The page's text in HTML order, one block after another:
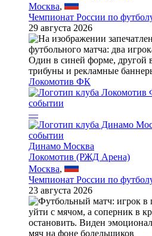
Москва,
Чемпионат России по
29 августа 2026
Локомотив ФК
—
Динамо Москва
Локомотив (РЖД Арена)
Москва,
Чемпионат России по
23 августа 2026